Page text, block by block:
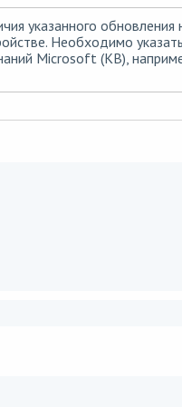
указанного обновления
Необходимо
Microsoft (KB),